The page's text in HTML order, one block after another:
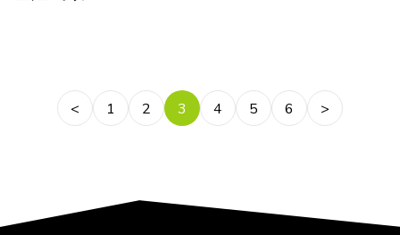
< 1 2 3 4 5 6 >